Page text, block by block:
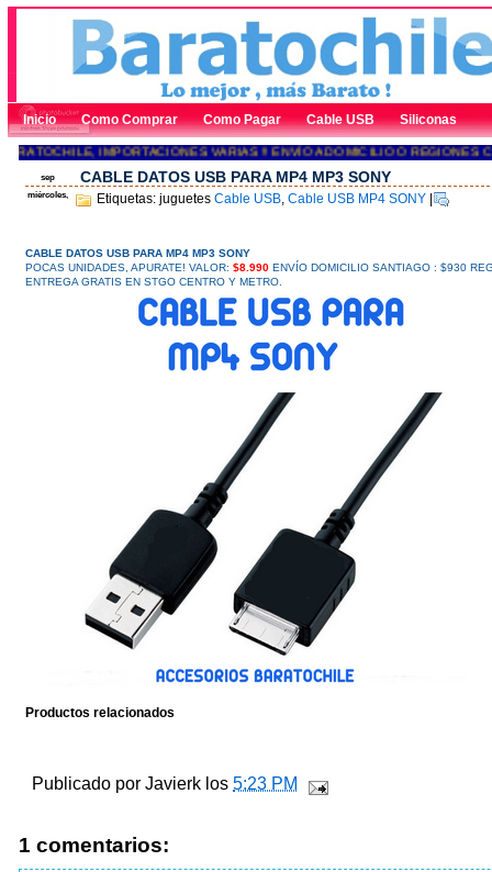
Inicio Como Comprar Como Pagar Cable USB Siliconas
IMPORTACIONES VARIAS !! ENVÍO A DOMICILIO O REGIONES
sep
miércoles,
CABLE DATOS USB PARA MP4 MP3 SONY
Etiquetas: juguetes Cable USB, Cable USB MP4 SONY
CABLE DATOS USB PARA MP4 MP3 SONY
POCAS UNIDADES, APURATE! VALOR: $8.990 ENVÍO DOMICILIO SANTIAGO : $930
ENTREGA GRATIS EN STGO CENTRO Y METRO.
Productos relacionados
Publicado por Javierk los 5:23 PM
1 comentarios: